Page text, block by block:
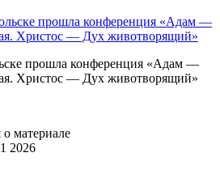
прошла конференция «Адам —
Христос — Дух животворящий»
материале
2026